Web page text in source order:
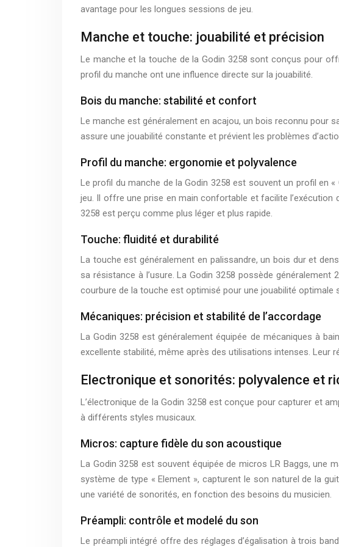
avantage pour les longues sessions de jeu.
Manche et touche: jouabilité et précision
Le manche et la touche de la Godin 3258 sont conçus pour
profil du manche ont une influence directe sur la jouabilité.
Bois du manche: stabilité et confort
Le manche est généralement en acajou, un bois reconnu pour
assure une jouabilité constante et prévient les problèmes
Profil du manche: ergonomie et polyvalence
Le profil du manche de la Godin 3258 est souvent un profil en
jeu. Il offre une prise en main confortable et facilite l’exécution
3258 est perçu comme plus léger et plus rapide.
Touche: fluidité et durabilité
La touche est généralement en palissandre, un bois dur et
sa résistance à l’usure. La Godin 3258 possède
courbure de la touche est optimisé pour une jouabilité optimale
Mécaniques: précision et stabilité de l’accordage
La Godin 3258 est généralement équipée de mécaniques à
excellente stabilité, même après des utilisations intenses. Leur
Electronique et sonorités: polyvalence et
L’électronique de la Godin 3258 est conçue pour capturer et
à différents styles musicaux.
Micros: capture fidèle du son acoustique
La Godin 3258 est souvent équipée de micros LR Baggs, une
système de type « Element », capturent le son naturel de la
une variété de sonorités, en fonction des besoins du musicien.
Préampli: contrôle et modelé du son
Le préampli intégré offre des réglages d’égalisation à trois